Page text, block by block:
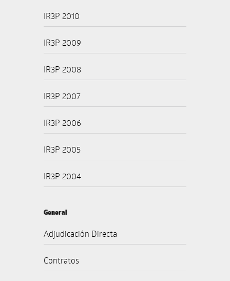
IR3P 2010
IR3P 2009
IR3P 2008
IR3P 2007
IR3P 2006
IR3P 2005
IR3P 2004
General
Adjudicación Directa
Contratos